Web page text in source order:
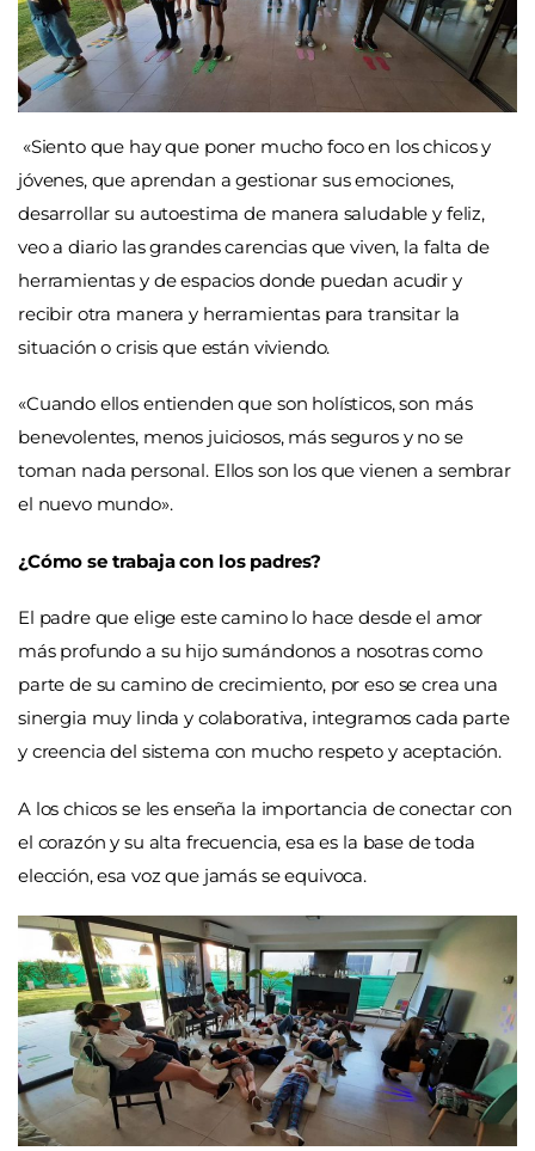
«Siento que hay que poner mucho foco en los chicos y
jóvenes, que aprendan a gestionar sus emociones,
desarrollar su autoestima de manera saludable y feliz,
veo a diario las grandes carencias que viven, la falta de
herramientas y de espacios donde puedan acudir y
recibir otra manera y herramientas para transitar la
situación o crisis que están viviendo.
«Cuando ellos entienden que son holísticos, son más
benevolentes, menos juiciosos, más seguros y no se
toman nada personal. Ellos son los que vienen a sembrar
el nuevo mundo».
¿Cómo se trabaja con los padres?
El padre que elige este camino lo hace desde el amor
más profundo a su hijo sumándonos a nosotras como
parte de su camino de crecimiento, por eso se crea una
sinergia muy linda y colaborativa, integramos cada parte
y creencia del sistema con mucho respeto y aceptación.
A los chicos se les enseña la importancia de conectar con
el corazón y su alta frecuencia, esa es la base de toda
elección, esa voz que jamás se equivoca.